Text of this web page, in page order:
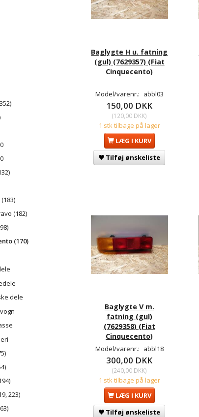
(182)
(170)
dele
223)
Baglygte H u. fatning
(gul) (7629357) (Fiat
Cinquecento)
Model/varenr.: abbl03
150,00 DKK
(120,00 DKK)
1 stk tilbage på lager
LÆG I KURV
Tilføj ønskeliste
Baglygte V m.
fatning (gul)
(7629358) (Fiat
Cinquecento)
Model/varenr.: abbl18
300,00 DKK
(240,00 DKK)
1 stk tilbage på lager
LÆG I KURV
Tilføj ønskeliste